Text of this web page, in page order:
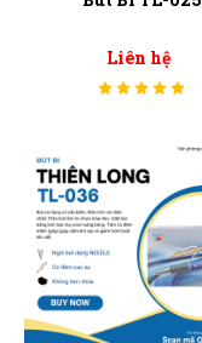
Liên hệ